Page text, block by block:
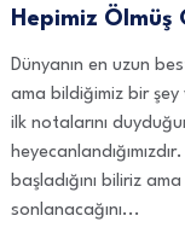
Hepimiz Ölmüş
Dünyanın en uzun
ama bildiğimiz bir
ilk notalarını
başladığını biliriz
sonlanacağını...